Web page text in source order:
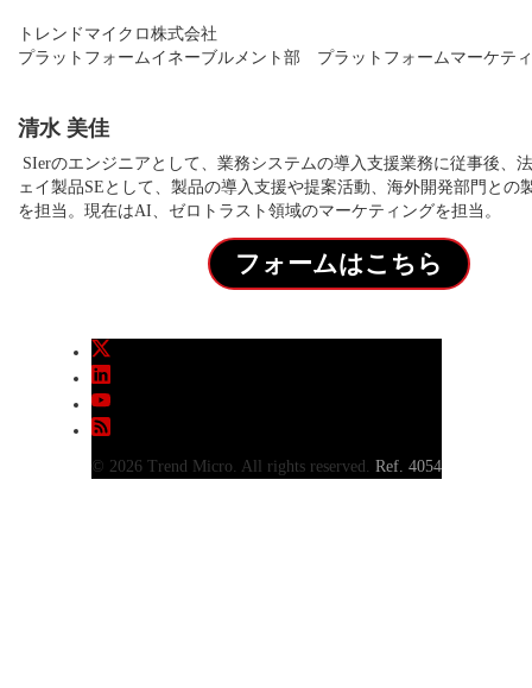
トレンドマイクロ株式会社
プラットフォームイネーブルメント部 プラットフォームマーケテ
清水 美佳
SIerのエンジニアとして、業務システムの導入支援業務に従事後、
ェイ製品SEとして、製品の導入支援や提案活動、海外開発部門との
を担当。現在はAI、ゼロトラスト領域のマーケティングを担当。
フォームはこちら
© 2026 Trend Micro. All rights reserved. Ref. 4054